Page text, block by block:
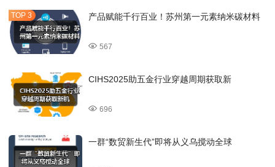
产品赋能千行百业！苏州第一元素纳米碳材料
567
CIHS2025助五金行业穿越周期获取新
696
一群“数贸新生代”即将从义乌搅动全球